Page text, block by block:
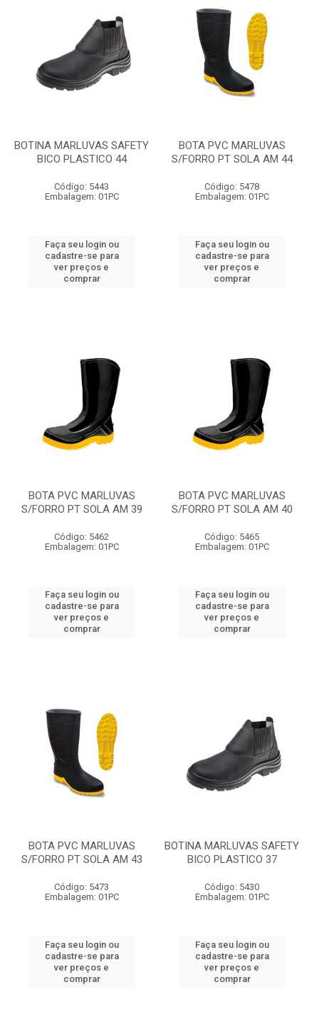
BOTINA MARLUVAS SAFETY
BICO PLASTICO 44
Código: 5443
Embalagem: 01PC
Faça seu login ou
cadastre-se para
ver preços e
comprar
BOTA PVC MARLUVAS
S/FORRO PT SOLA AM 44
Código: 5478
Embalagem: 01PC
Faça seu login ou
cadastre-se para
ver preços e
comprar
BOTA PVC MARLUVAS
S/FORRO PT SOLA AM 39
Código: 5462
Embalagem: 01PC
Faça seu login ou
cadastre-se para
ver preços e
comprar
BOTA PVC MARLUVAS
S/FORRO PT SOLA AM 40
Código: 5465
Embalagem: 01PC
Faça seu login ou
cadastre-se para
ver preços e
comprar
BOTA PVC MARLUVAS
S/FORRO PT SOLA AM 43
Código: 5473
Embalagem: 01PC
Faça seu login ou
cadastre-se para
ver preços e
comprar
BOTINA MARLUVAS SAFETY
BICO PLASTICO 37
Código: 5430
Embalagem: 01PC
Faça seu login ou
cadastre-se para
ver preços e
comprar